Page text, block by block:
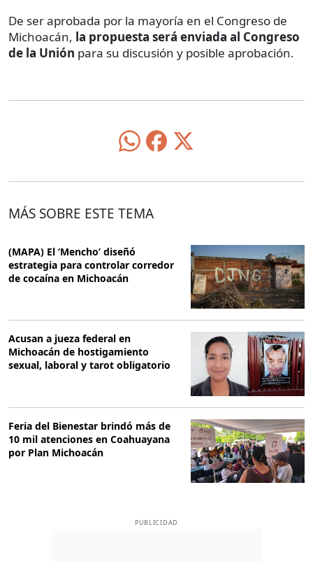
De ser aprobada por la mayoría en el Congreso de
Michoacán, la propuesta será enviada al Congreso
de la Unión para su discusión y posible aprobación.
MÁS SOBRE ESTE TEMA
(MAPA) El ‘Mencho’ diseñó
estrategia para controlar corredor
de cocaína en Michoacán
Acusan a jueza federal en
Michoacán de hostigamiento
sexual, laboral y tarot obligatorio
Feria del Bienestar brindó más de
10 mil atenciones en Coahuayana
por Plan Michoacán
PUBLICIDAD